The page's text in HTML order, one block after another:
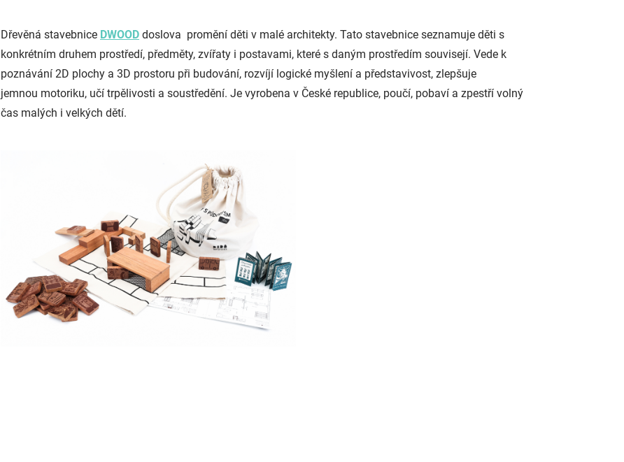
Dřevěná stavebnice DWOOD doslova promění děti v malé architekty. Tato stavebnice seznamuje děti s
konkrétním druhem prostředí, předměty, zvířaty i postavami, které s daným prostředím souvisejí. Vede k
poznávání 2D plochy a 3D prostoru při budování, rozvíjí logické myšlení a představivost, zlepšuje
jemnou motoriku, učí trpělivosti a soustředění. Je vyrobena v České republice, poučí, pobaví a zpestří volný
čas malých i velkých dětí.